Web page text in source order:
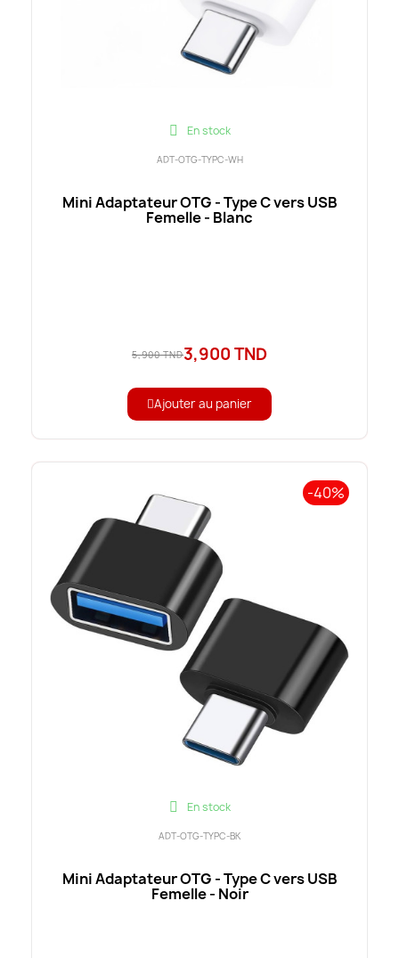
En stock
ADT-OTG-TYPC-WH
Mini Adaptateur OTG - Type C vers USB
Femelle - Blanc
5,900 TND3,900 TND
Ajouter au panier
-40%
En stock
ADT-OTG-TYPC-BK
Mini Adaptateur OTG - Type C vers USB
Femelle - Noir